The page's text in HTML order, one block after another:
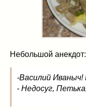
десерты(2)
Масленица(17)
пироги(8)
торты(12)
хворост(1)
Вкусные полезности
Небольшой анекдот:
-Василий Иваныч!
- Недосуг,